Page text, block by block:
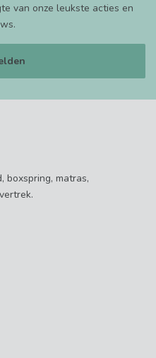
van onze leukste acties en
boxspring, matras,